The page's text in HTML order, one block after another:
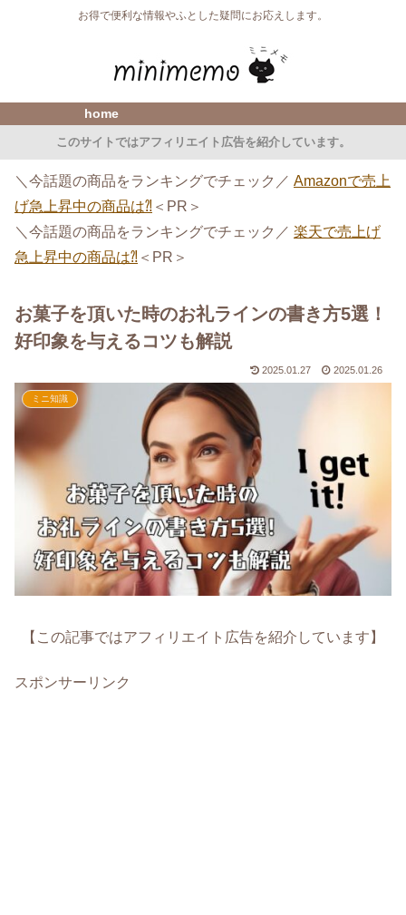
お得で便利な情報やふとした疑問にお応えします。
home
このサイトではアフィリエイト広告を紹介しています。
＼今話題の商品をランキングでチェック／ Amazonで売上
げ急上昇中の商品は⁈ ＜PR＞
＼今話題の商品をランキングでチェック／ 楽天で売上げ
急上昇中の商品は⁈ ＜PR＞
お菓子を頂いた時のお礼ラインの書き方5選！
好印象を与えるコツも解説
2025.01.27 2025.01.26
ミニ知識
【この記事ではアフィリエイト広告を紹介しています】
スポンサーリンク